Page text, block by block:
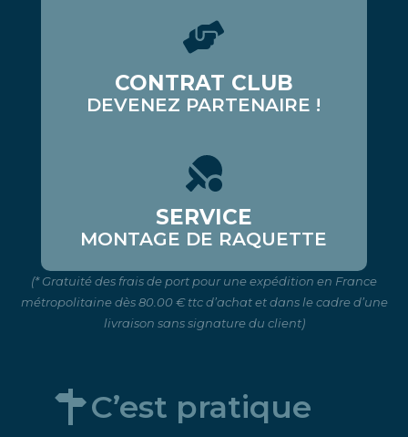
CONTRAT CLUB
DEVENEZ PARTENAIRE !
SERVICE
MONTAGE DE RAQUETTE
(* Gratuité des frais de port pour une expédition en France
métropolitaine dès 80.00 € ttc d’achat et dans le cadre d’une
livraison sans signature du client)
C’est pratique